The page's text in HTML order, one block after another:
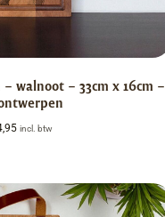
walnoot – 33cm x 16cm –
incl. btw